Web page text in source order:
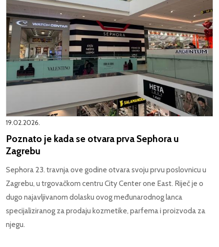
19.02.2026.
Poznato je kada se otvara prva Sephora u
Zagrebu
Sephora 23. travnja ove godine otvara svoju prvu poslovnicu u
Zagrebu, u trgovačkom centru City Center one East. Riječ je o
dugo najavljivanom dolasku ovog međunarodnog lanca
specijaliziranog za prodaju kozmetike, parfema i proizvoda za
njegu.